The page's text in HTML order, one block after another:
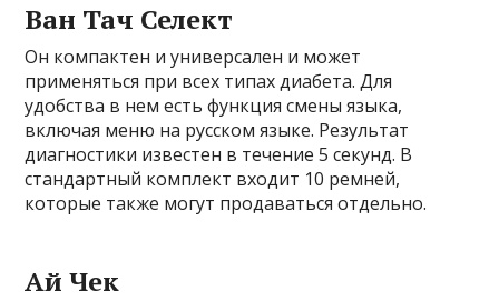
Ван Тач Селект
Он компактен и универсален и может
применяться при всех типах диабета. Для
удобства в нем есть функция смены языка,
включая меню на русском языке. Результат
диагностики известен в течение 5 секунд. В
стандартный комплект входит 10 ремней,
которые также могут продаваться отдельно.
Ай Чек